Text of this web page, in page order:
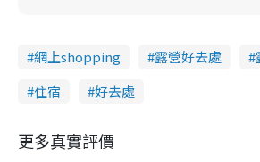
網上shopping 露營好去處
住宿
好去處
更多真實評價